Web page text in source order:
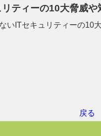
ティーの10大脅威
ITセキュリティーの10
戻る